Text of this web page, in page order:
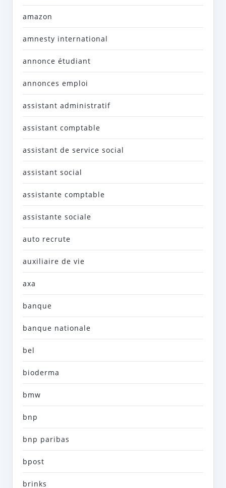
amazon
amnesty international
annonce étudiant
annonces emploi
assistant administratif
assistant comptable
assistant de service social
assistant social
assistante comptable
assistante sociale
auto recrute
auxiliaire de vie
axa
banque
banque nationale
bel
bioderma
bmw
bnp
bnp paribas
bpost
brinks